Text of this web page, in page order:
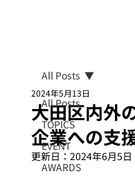
All Posts
TOPICS
EVENT
AWARDS
All Posts
大田区内外
企業への支
2024年5月13日
更新日： 2024年6月5日